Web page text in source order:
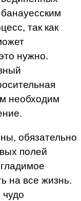
так как
нужно.
необходим
обязательно
полей
на все жизнь.
чудо